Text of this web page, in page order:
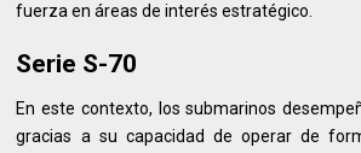
fuerza en áreas de interés estratégico.
Serie S-70
En este contexto, los submarinos
gracias a su capacidad de operar de